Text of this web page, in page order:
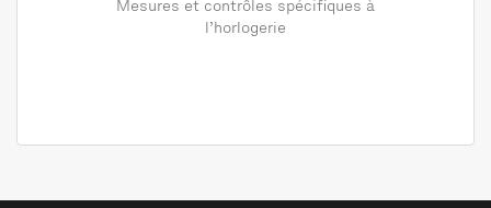
Mesures et contrôles spécifiques à
l’horlogerie